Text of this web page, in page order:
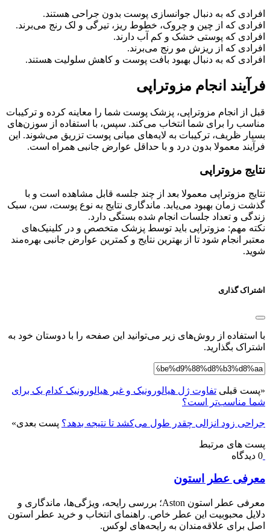
افرادی که به دنبال جوانسازی پوست بدون جراحی هستند.
افرادی که از چین و چروک، خطوط ریز، تیرگی و لک رنج می‌برند.
افرادی که پوستی خشک و کم آب دارند.
افرادی که از ریزش مو رنج می‌برند.
افرادی که به دنبال بهبود بافت پوست و کاهش سلولیت هستند.
فرآیند انجام مزوتراپی
قبل از انجام مزوتراپی، پزشک پوست شما را معاینه کرده و ترکیبات
مناسب را برای شما انتخاب می‌کند. سپس، با استفاده از سوزن‌های
بسیار ظریف، ترکیبات به لایه‌های میانی پوست تزریق می‌شوند. این
فرآیند معمولا بدون درد و با حداقل عوارض جانبی همراه است.
نتایج مزوتراپی
نتایج مزوتراپی معمولا بعد از چند جلسه قابل مشاهده است و با
گذشت زمان بهبود می‌یابد. ماندگاری نتایج به نوع پوست، سن، سبک
زندگی و تعداد جلسات انجام شده بستگی دارد.
نکته مهم: مزوتراپی باید توسط پزشک متخصص و در کلینیک‌های
معتبر انجام شود تا از بهترین نتایج و کمترین عوارض جانبی بهره‌مند
شوید.
اشتراک گذاری
با استفاده از روش‌های زیر می‌توانید این صفحه را با دوستان خود به
اشتراک بگذارید.
«پست قبلی تفاوت ژل هیالورونیک و غیر هیالورونیک کدام یک برای
شما مناسب‌تر است؟
جراحی زود انزالی چقدر طول می‌کشد تا نتیجه بدهد؟ پست بعدی»
پست های مرتبط
0 دیدگاه
معرفی عطر استون
معرفی عطر استون Aston؛ بررسی رایحه، ویژگی‌ها، ماندگاری و
دلایل محبوبیت این عطر خاص. راهنمای انتخاب و خرید عطر استون
اصل برای علاقه‌مندان به رایحه‌های لوکس.